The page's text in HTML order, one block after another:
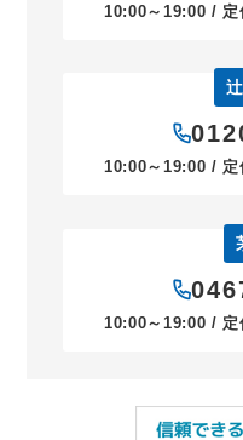
10:00～19:00 / 定
10:00～19:00 / 定
10:00～19:00 / 定